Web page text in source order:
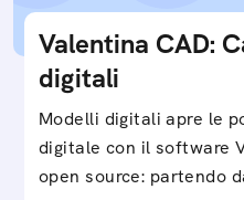
Valentina CAD:
digitali
Modelli digitali apre le
digitale con il software
open source: partendo